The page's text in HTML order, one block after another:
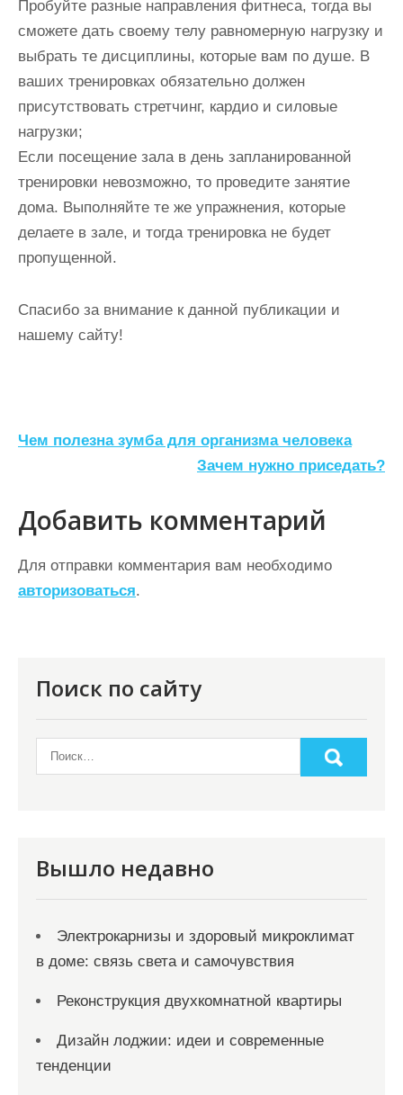
Пробуйте разные направления фитнеса, тогда вы
сможете дать своему телу равномерную нагрузку и
выбрать те дисциплины, которые вам по душе. В
ваших тренировках обязательно должен
присутствовать стретчинг, кардио и силовые
нагрузки;
Если посещение зала в день запланированной
тренировки невозможно, то проведите занятие
дома. Выполняйте те же упражнения, которые
делаете в зале, и тогда тренировка не будет
пропущенной.
Спасибо за внимание к данной публикации и
нашему сайту!
Н
и
г
а
м
Чем полезна зумба для организма человека
Зачем нужно приседать?
Добавить комментарий
Для отправки комментария вам необходимо
авторизоваться.
Поиск по сайту
Вышло недавно
Электрокарнизы и здоровый микроклимат
в доме: связь света и самочувствия
Реконструкция двухкомнатной квартиры
Дизайн лоджии: идеи и современные
тенденции